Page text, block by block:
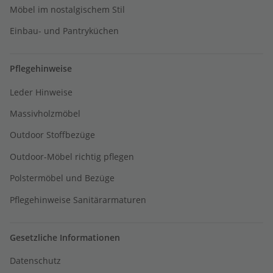
Möbel im nostalgischem Stil
Einbau- und Pantryküchen
Pflegehinweise
Leder Hinweise
Massivholzmöbel
Outdoor Stoffbezüge
Outdoor-Möbel richtig pflegen
Polstermöbel und Bezüge
Pflegehinweise Sanitärarmaturen
Gesetzliche Informationen
Datenschutz